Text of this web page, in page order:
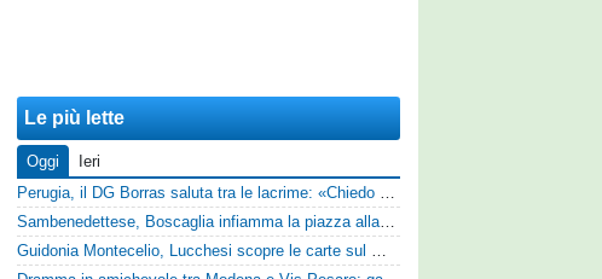
Le più lette
Oggi
Ieri
Perugia, il DG Borras saluta tra le lacrime: «Chiedo scusa a tifosi e famiglia, Faroni ha perso tantissimi soldi»
Sambenedettese, Boscaglia infiamma la piazza alla presentazione: «Senza di voi non saremmo nulla, vi promettiamo lavoro e maglia sudata»
Guidonia Montecelio, Lucchesi scopre le carte sul mercato: «Siamo contenti del lavoro fatto, puntiamo dritti ai playoff»